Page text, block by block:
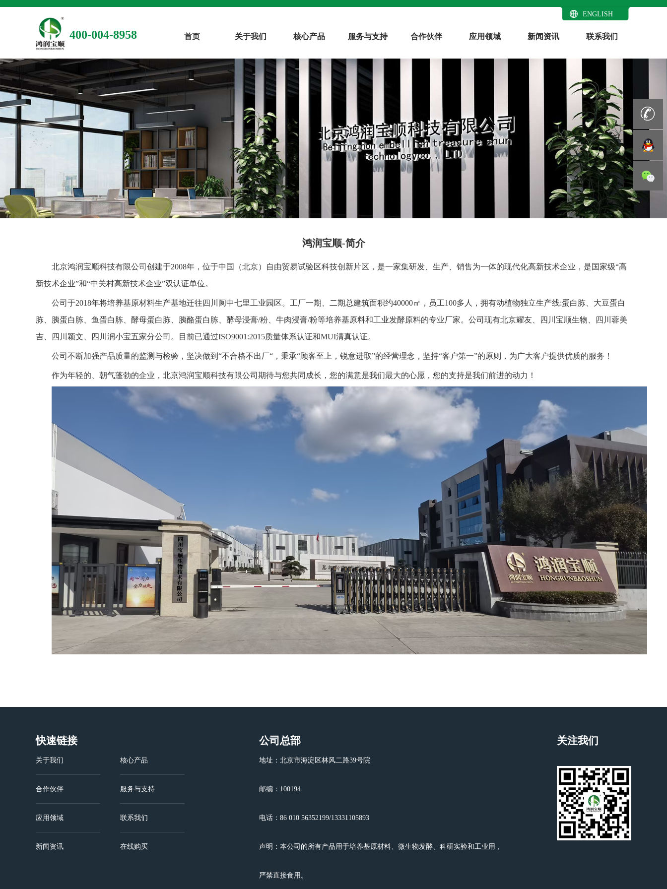
400-004-8958 首页 关于我们 核心产品 服务与支持 合作伙伴 应用领域 新闻资讯 联系我们
ENGLISH
鸿润宝顺-简介
北京鸿润宝顺科技有限公司创建于2008年，位于中国（北京）自由贸易试验区科技创新片区，是一家集研发、生产、销售为一体的现代化高新技术企业，是国家级“高
新技术企业”和“中关村高新技术企业”双认证单位。
公司于2018年将培养基原材料生产基地迁往四川阆中七里工业园区。工厂一期、二期总建筑面积约40000㎡，员工100多人，拥有动植物独立生产线:蛋白胨、大豆蛋白
胨、胰蛋白胨、鱼蛋白胨、酵母蛋白胨、胰酪蛋白胨、酵母浸膏/粉、牛肉浸膏/粉等培养基原料和工业发酵原料的专业厂家。公司现有北京耀友、四川宝顺生物、四川蓉美
吉、四川颖文、四川润小宝五家分公司。目前已通过ISO9001:2015质量体系认证和MUI清真认证。
公司不断加强产品质量的监测与检验，坚决做到“不合格不出厂“，秉承“顾客至上，锐意进取”的经营理念，坚持“客户第一”的原则，为广大客户提供优质的服务！
作为年轻的、朝气蓬勃的企业，北京鸿润宝顺科技有限公司期待与您共同成长，您的满意是我们最大的心愿，您的支持是我们前进的动力！
快速链接
关于我们
合作伙伴
应用领域
新闻资讯
核心产品
服务与支持
联系我们
在线购买
公司总部
地址：北京市海淀区林风二路39号院
邮编：100194
电话：86 010 56352199/13331105893
声明：本公司的所有产品用于培养基原材料、微生物发酵、科研实验和工业用，
严禁直接食用。
关注我们